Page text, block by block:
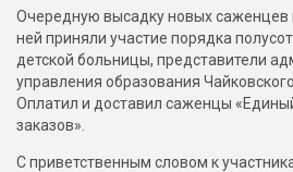
Очередную высадку новых саженцев
ней приняли участие порядка
детской больницы, представители
управления образования Чайковского
Оплатил и доставил саженцы
заказов».
С приветственным словом к